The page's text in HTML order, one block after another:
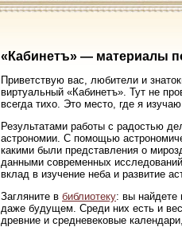
«Кабинетъ» — материалы
Приветствую вас, любители и
виртуальный «Кабинетъ». Тут не
всегда тихо. Это место, где я
Результатами работы с радостью
астрономии. С помощью
какими были представления о
данными современных
вклад в изучение неба и развитие
Загляните в библиотеку: вы найдете
даже будущем. Среди них есть и
древние и средневековые